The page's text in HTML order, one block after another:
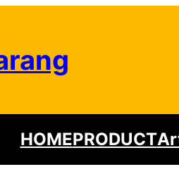
HOMEPRODUCT